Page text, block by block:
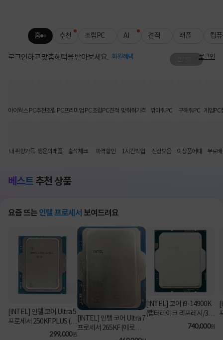
홈 추천 조립PC AI 견적 래플 컴
로그인하고 맞춤혜택을 받아보세요. 회원혜택 로그인
아이웍스 PC추천조립 PC프리미엄 PC조립PC견적 맞춰줘가격 깎아줘PC 구해줘PC 게임PC
내 취향가득 행운의래플 출석체크 파격할인 1시간픽업 신상모음 이상품어때 무료
베스트 추천 상품
요즘 뜨는 인텔 프로세서 보여드려요
[INTEL] 인텔 코어 Ultra 5
프로세서 250KF PLUS (애
로우 레이크/5.3GHz/30M
299,000원
[INTEL] 인텔 코어 Ultra 7
프로세서 265KF (애로우
레이크/3.9GHz/30MB/쿨
[INTEL] 코어 i9-14900K
(랩터레이크 리프레시/3.2
GHz/36MB/쿨러 미포함)
740,000원